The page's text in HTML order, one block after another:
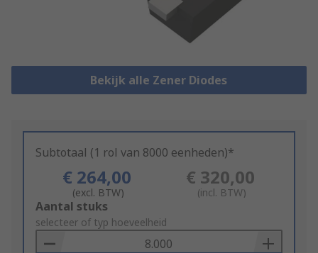
Bekijk alle Zener Diodes
Subtotaal (1 rol van 8000 eenheden)*
€ 264,00
(excl. BTW)
€ 320,00
(incl. BTW)
Add
to
Basket
Aantal stuks
selecteer of typ hoeveelheid